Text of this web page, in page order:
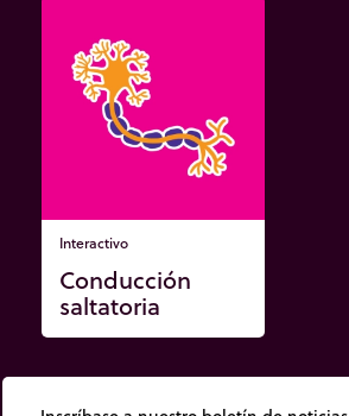
Interactivo
Conducción
saltatoria